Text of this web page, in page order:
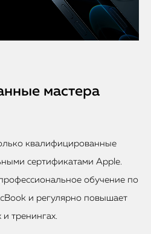
мастера
квалифицированные
сертификатами Apple.
обучение по
и регулярно повышает
тренингах.